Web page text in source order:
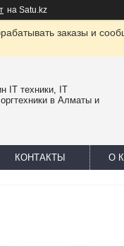
на Satu.kz
заказы и
IT техники, IT
в Алматы и
КОНТАКТЫ О